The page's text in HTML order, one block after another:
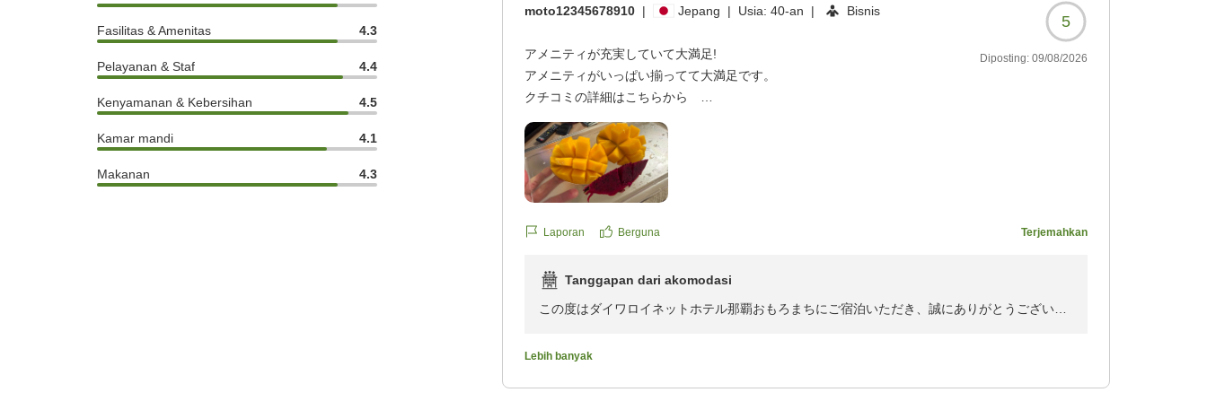
Fasilitas & Amenitas 4.3
Pelayanan & Staf 4.4
Kenyamanan & Kebersihan 4.5
Kamar mandi 4.1
Makanan 4.3
moto12345678910 | Jepang | Usia:40-an | Bisnis
5
アメニティが充実していて大満足!
アメニティがいっぱい揃ってて大満足です。
クチコミの詳細はこちらから
reviewId=33123478629771
Diposting: 09/08/2026
Laporan Berguna Terjemahkan
Tanggapan dari akomodasi
この度はダイワロイネットホテル那覇おもろまちにご宿泊いただき、誠にありがとうございま
Lebih banyak